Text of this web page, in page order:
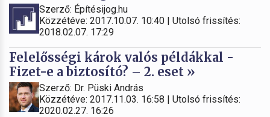
Szerző: Építésijog.hu
Közzétéve: 2017.10.07. 10:40 | Utolsó frissítés:
2018.02.07. 17:29
Felelősségi károk valós példákkal -
Fizet-e a biztosító? – 2. eset »
Szerző: Dr. Püski András
Közzétéve: 2017.11.03. 16:58 | Utolsó frissítés:
2020.02.27. 16:26